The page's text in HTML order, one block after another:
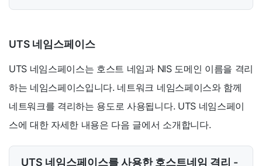
UTS 네임스페이스
UTS 네임스페이스는 호스트 네임과 NIS 도메인 이름을 격리
하는 네임스페이스입니다. 네트워크 네임스페이스와 함께
네트워크를 격리하는 용도로 사용됩니다. UTS 네임스페이
스에 대한 자세한 내용은 다음 글에서 소개합니다.
UTS 네임스페이스를 사용한 호스트네임 격리 -